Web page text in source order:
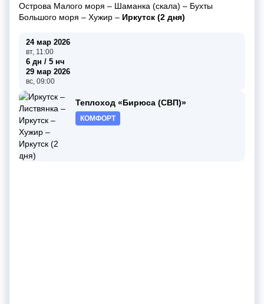
Острова Малого моря – Шаманка (скала) – Бухты
Большого моря – Хужир – Иркутск (2 дня)
24 мар 2026
вт, 11:00
6 дн / 5 нч
29 мар 2026
вс, 09:00
Теплоход «Бирюса (СВП)»
КОМФОРТ